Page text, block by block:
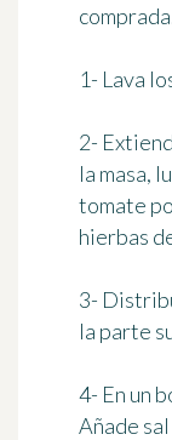
1- Lava
2-
la masa,
tomate
hierbas
3-
la parte
4- En un
Añade